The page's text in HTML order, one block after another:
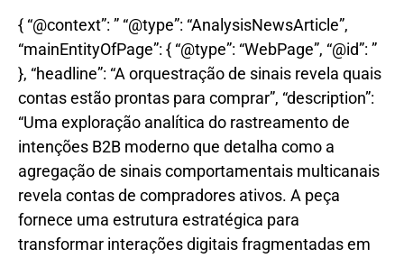
{ “@context”: ” “@type”: “AnalysisNewsArticle”,
“mainEntityOfPage”: { “@type”: “WebPage”, “@id”: ”
}, “headline”: “A orquestração de sinais revela quais
contas estão prontas para comprar”, “description”:
“Uma exploração analítica do rastreamento de
intenções B2B moderno que detalha como a
agregação de sinais comportamentais multicanais
revela contas de compradores ativos. A peça
fornece uma estrutura estratégica para
transformar interações digitais fragmentadas em